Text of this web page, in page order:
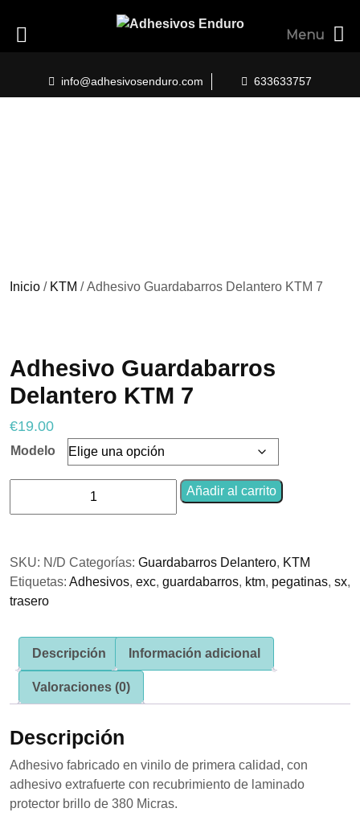
content
info@adhesivosenduro.com 633633757
Inicio / KTM / Adhesivo Guardabarros Delantero KTM 7
Adhesivo Guardabarros
Delantero KTM 7
€19.00
Modelo
7
cantidad
Añadir al carrito
SKU: N/D Categorías: Guardabarros Delantero, KTM
Etiquetas: Adhesivos, exc, guardabarros, ktm, pegatinas, sx,
trasero
Descripción Información adicional
Valoraciones (0)
Descripción
Adhesivo fabricado en vinilo de primera calidad, con
adhesivo extrafuerte con recubrimiento de laminado
protector brillo de 380 Micras.
Necesarias
Estas
cookies no
necesarias
web.
mejorar la
funcionalidad
y estructura
se usa la
web.
Experiencia
Para que
Menu